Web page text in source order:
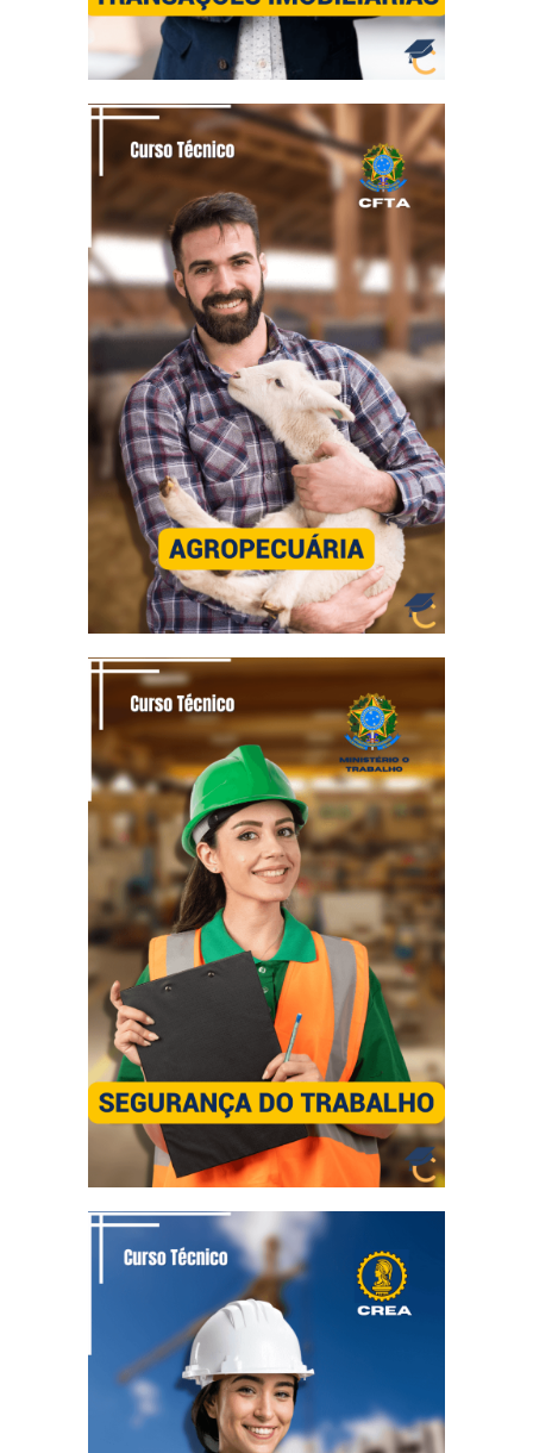
TÉCNICO EM AGROPECÚARIA
Diploma reconhecido pelo CFTA
4 Certificações + 1 Diploma Técnico
Tempo mínimo:
10 meses
Tempo máximo:
18 meses
TÉCNICO EM
SEGURANÇA
DO TRABALHO
Diploma reconhecido pelo MT
4 Certificações + 1 Diploma Técnico
Tempo mínimo:
4 meses e 15 dias
Tempo máximo:
18 meses
TÉCNICO EM EDIFICAÇÕES
Diploma reconhecido pelo CREA E CFT